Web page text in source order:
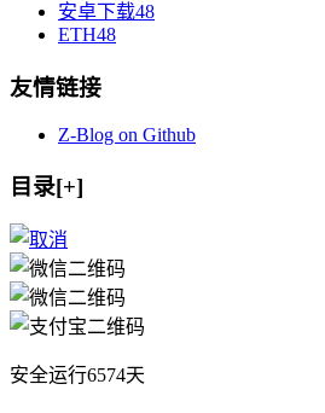
安卓下载48
ETH48
友情链接
Z-Blog on Github
目录[+]
安全运行6574天